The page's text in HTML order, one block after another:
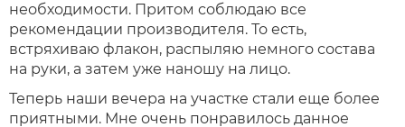
необходимости. Притом соблюдаю все
рекомендации производителя. То есть,
встряхиваю флакон, распыляю немного состава
на руки, а затем уже наношу на лицо.
Теперь наши вечера на участке стали еще более
приятными. Мне очень понравилось данное